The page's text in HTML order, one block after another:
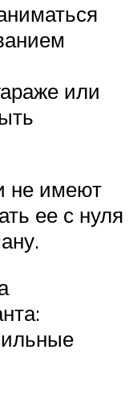
или
не имеют
ее с нуля